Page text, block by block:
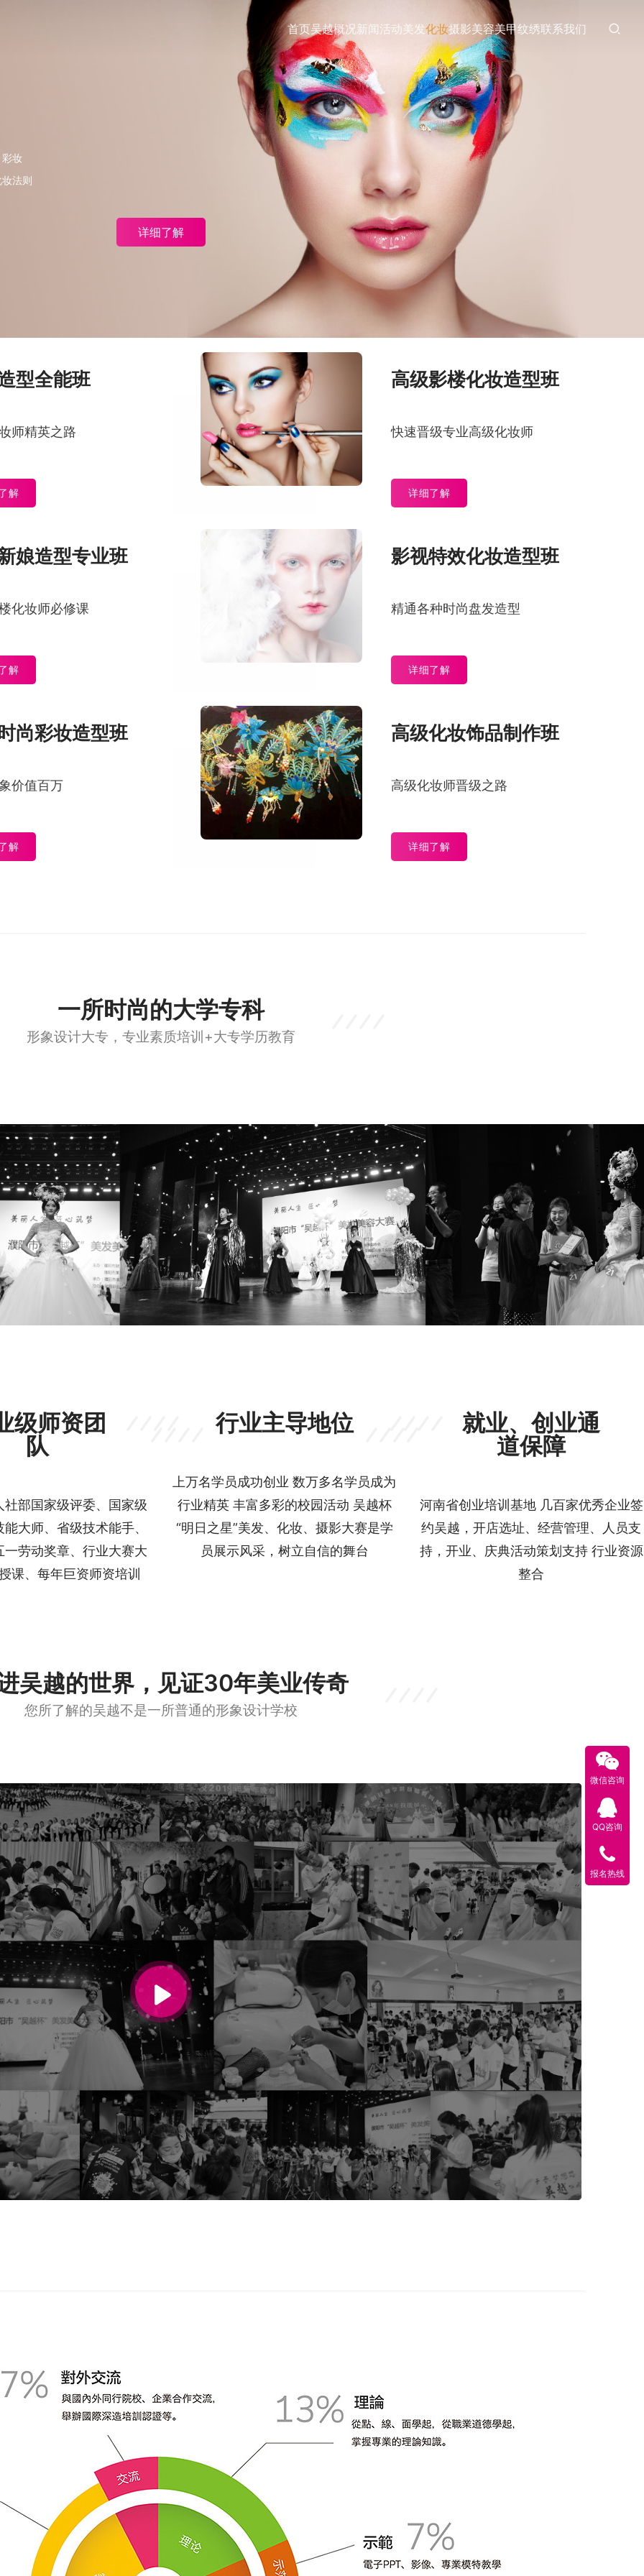
首页吴越概况新闻活动美发化妆摄影美容美甲纹绣联系我们
妆
法则
详细了解
型全能班
师精英之路
解
娘造型专业班
化妆师必修课
解
尚彩妆造型班
价值百万
解
高级影楼化妆造型班
快速晋级专业高级化妆师
详细了解
影视特效化妆造型班
精通各种时尚盘发造型
详细了解
高级化妆饰品制作班
高级化妆师晋级之路
详细了解
一所时尚的大学专科
形象设计大专，专业素质培训+大专学历教育
级师资团
队
社部国家级评委、国家级
大师、省级技术能手、
一劳动奖章、行业大赛大
课、每年巨资师资培训
行业主导地位
上万名学员成功创业 数万多名学员成为
行业精英 丰富多彩的校园活动 吴越杯
“明日之星”美发、化妆、摄影大赛是学
员展示风采，树立自信的舞台
就业、创业通
道保障
河南省创业培训基地 几百家优秀企业签
约吴越，开店选址、经营管理、人员支
持，开业、庆典活动策划支持 行业资源
整合
吴越的世界，见证30年美业传奇
您所了解的吴越不是一所普通的形象设计学校
微信咨询
QQ咨询
报名热线